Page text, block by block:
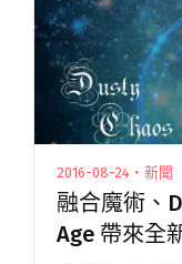
會」"
2016-08-24・新聞
融合魔術、
Age 帶來全